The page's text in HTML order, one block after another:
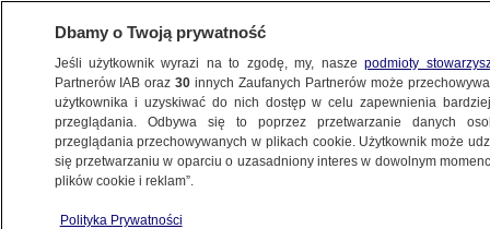
METEO
NAJNOWSZE
Dbamy o Twoją prywatność
Jeśli użytkownik wyrazi na to zgodę, my, naszepodmioty
Partnerów IAB oraz30 innych Zaufanych Partnerów może
użytkownika i uzyskiwać do nich dostęp w celu zapewnienia
przeglądania. Odbywa się to poprzez przetwarzanie danych
przeglądania przechowywanych w plikach cookie. Użytkownik może
się przetwarzaniu w oparciu o uzasadniony interes w dowolnym
plików cookie i reklam”.
Polityka Prywatności